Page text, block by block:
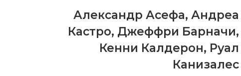
Александр Асефа, Андреа
Кастро, Джеффри Барначи,
Кенни Калдерон, Руал
Канизалес